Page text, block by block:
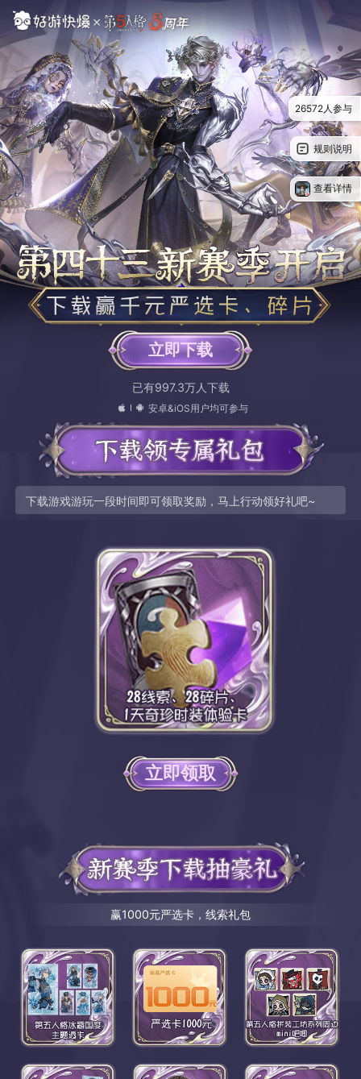
立即下载
已有997.3万人下载
安卓&iOS用户均可参与
下载游戏游玩一段时间即可领取奖励，马上行动领好礼吧~
立即领取
赢1000元严选卡，线索礼包
26572人参与
规则说明
查看详情